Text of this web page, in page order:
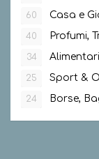
60 Casa e
40 Profumi,
34
25 Sport &
24 Borse,